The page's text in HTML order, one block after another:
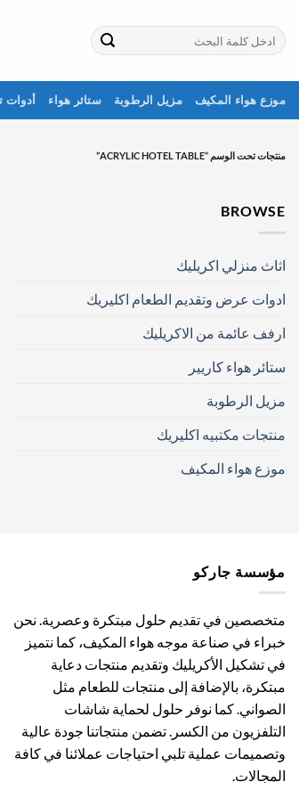
للمحتوى
البحث
عن:
موزع هواء المكيف مزيل الرطوبة ستائر هواء أدوات
منتجات تحت الوسم “ACRYLIC HOTEL TABLE”
BROWSE
اثاث منزلي اكريليك
ادوات عرض وتقديم الطعام اكليريك
ارفف عائمة من الاكريليك
ستائر هواء كاريير
مزيل الرطوبة
منتجات مكتبيه اكليريك
موزع هواء المكيف
مؤسسة جاركو
متخصصين في تقديم حلول مبتكرة وعصرية. نحن
خبراء في صناعة موجه هواء المكيف، كما نتميز
في تشكيل الأكريليك وتقديم منتجات دعاية
مبتكرة، بالإضافة إلى منتجات للطعام مثل
الصواني. كما نوفر حلول لحماية شاشات
التلفزيون من الكسر. تضمن منتجاتنا جودة عالية
وتصميمات عملية تلبي احتياجات عملائنا في كافة
المجالات.